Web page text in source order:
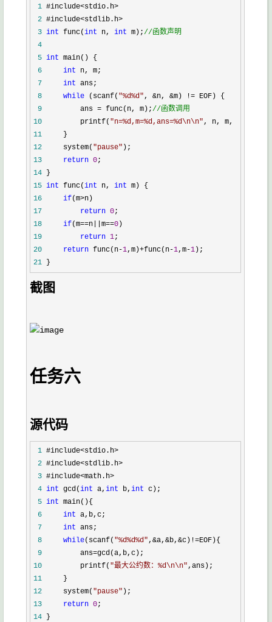
1
2
3 int func(int n, int m);//函数声明
4
5 int
6
int
7
int
8
while (scanf( "%d%d", &n, &m) !=
9
         ans = func(n, m);
//函数调用
10
         printf(
"n=%d,m=%d,ans=%d\n\n"
11
12
     system(
"pause"
13
return 0
14
15 int func(int n, int
16
if(m>
17
return 0
18
if(m==n||m==0
19
return 1
20
return func(n-1,m)+func(n-1,m-1
21 }
截图
任务六
源代码
1
2
3
4 int gcd(int a, int b, int
5 int
6
int
7
int
8
while(scanf( "%d%d%d",&a,&b,&c)!=
9
         ans=
10
         printf(
"最大公约数：%d\n\n"
11
12
     system(
"pause"
13
return 0
14